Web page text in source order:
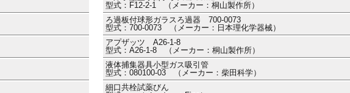
型式：F12-2-1 （メーカー：桐山製作所）
ろ過板付球形ガラスろ過器 700-0073
型式：700-0073 （メーカー：日本理化学器械）
アプザッツ A26-1-8
型式：A26-1-8 （メーカー：桐山製作所）
液体捕集器具小型ガス吸引管
型式：080100-03 （メーカー：柴田科学）
細口共栓試薬びん